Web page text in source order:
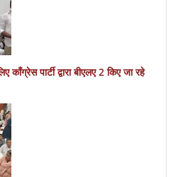
पार्टी द्वारा बीएलए 2 किए जा रहे